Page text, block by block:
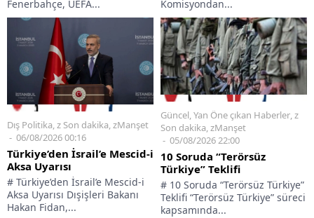
Fenerbahçe, UEFA...
Komisyondan...
Dış Politika z Son dakika zManşet
06/08/2026 00:16
Türkiye’den İsrail’e Mescid-i
Aksa Uyarısı
# Türkiye’den İsrail’e Mescid-i
Aksa Uyarısı Dışişleri Bakanı
Hakan Fidan,...
Güncel,Yan Öne çıkan Haberler,z
Son dakika,zManşet
05/08/2026 22:00
10 Soruda “Terörsüz
Türkiye” Teklifi
# 10 Soruda “Terörsüz Türkiye”
Teklifi “Terörsüz Türkiye” süreci
kapsamında...